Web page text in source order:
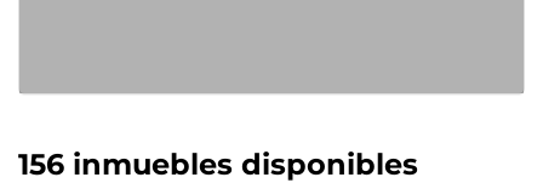
156 inmuebles disponibles